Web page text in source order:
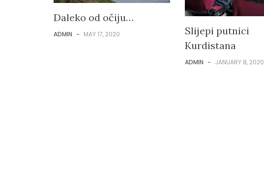
Daleko od očiju…
ADMIN - MAY 17, 2020
Slijepi putnici
Kurdistana
ADMIN - JANUARY 8, 2020